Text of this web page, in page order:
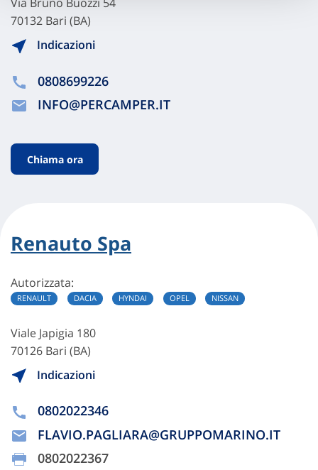
70132 Bari (BA)
Indicazioni
0808699226
INFO@PERCAMPER.IT
Chiama ora
Renauto Spa
Autorizzata:
RENAULT DACIA HYNDAI OPEL NISSAN
Viale Japigia 180
70126 Bari (BA)
Indicazioni
0802022346
FLAVIO.PAGLIARA@GRUPPOMARINO.IT
0802022367